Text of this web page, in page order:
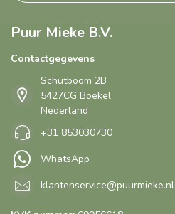
Puur Mieke B.V.
Contactgegevens
Schutboom 2B
5427CG Boekel
Nederland
+31 853030730
WhatsApp
klantenservice@puurmieke.nl